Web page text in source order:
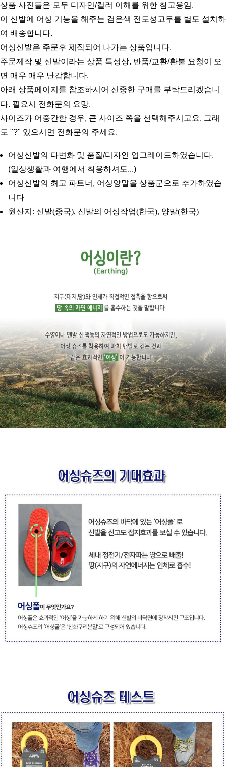
상품 사진들은 모두 디자인/컬러 이해를 위한 참고용임.
이 신발에 어싱 기능을 해주는 검은색 전도성고무를 별도 설치하
여 배송합니다.
어싱신발은 주문후 제작되어 나가는 상품입니다.
주문제작 및 신발이라는 상품 특성상, 반품/교환/환불 요청이 오
면 매우 매우 난감합니다.
아래 상품페이지를 참조하시어 신중한 구매를 부탁드리겠습니
다. 필요시 전화문의 요망.
사이즈가 어중간한 경우, 큰 사이즈 쪽을 선택해주시고요. 그래
도 "?" 있으시면 전화문의 주세요.
어싱신발의 다변화 및 품질/디자인 업그레이드하였습니다.
(일상생활과 여행에서 착용하셔도...)
어싱신발의 최고 파트너, 어싱양말을 상품군으로 추가하였습
니다
원산지: 신발(중국), 신발의 어싱작업(한국), 양말(한국)